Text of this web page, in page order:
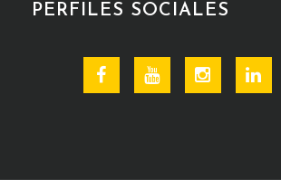
PERFILES SOCIALES
FacebookYoutube Instagram